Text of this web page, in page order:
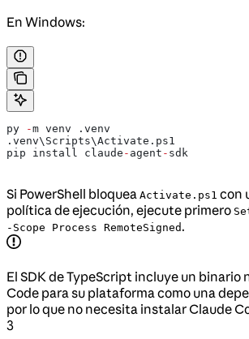
En Windows:
py -m venv .venv
.venv\Scripts\Activate.ps1
pip install claude - agent - sdk
Si PowerShell bloquea Activate.ps1 con
política de ejecución, ejecute primero
-Scope Process RemoteSigned .
El SDK de TypeScript incluye un binario
Code para su plataforma como una
por lo que no necesita instalar Claude
3